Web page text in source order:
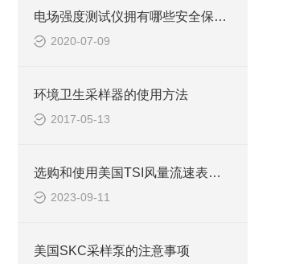
电场强度测试仪拥有哪些安全保护功能？
2020-07-09
环境卫生采样器的使用方法
2017-05-13
选购和使用美国TSI风量流速表时需要考虑的关键因素
2023-09-11
美国SKC采样泵的注意事项